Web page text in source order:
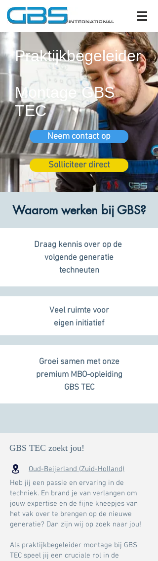
Praktijkbegeleider
Montage GBS
TEC
Neem contact op
Solliciteer direct
Waarom werken bij GBS?
Draag kennis over op de
volgende generatie
techneuten
Veel ruimte voor
eigen initiatief
Groei samen met onze
premium MBO-opleiding
GBS TEC
GBS TEC zoekt jou!
Oud-Beijerland (Zuid-Holland)
Heb jij een passie en ervaring in de
techniek. En brand je van verlangen om
jouw expertise en de fijne kneepjes van
het vak over te brengen op de nieuwe
generatie? Dan zijn wij op zoek naar jou!
Als praktijkbegeleider montage bij GBS
TEC speel jij een cruciale rol in de